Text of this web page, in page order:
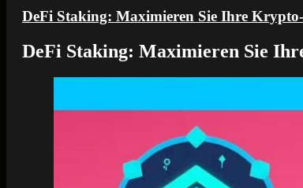
DeFi Staking: Maximieren Sie Ihre
DeFi Staking: Maximieren Sie